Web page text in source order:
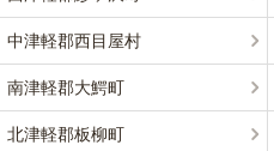
中津軽郡西目屋村
南津軽郡大鰐町
北津軽郡板柳町